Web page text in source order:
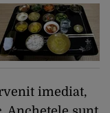
imediat,